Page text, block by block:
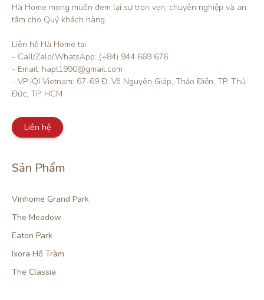
Hà Home mong muốn đem lại sự trọn vẹn, chuyên nghiệp và an
tâm cho Quý khách hàng.
Liên hệ Hà Home tại:
- Call/Zalo/WhatsApp: (+84) 944 669 676
- Email: hapt1990@gmail.com
- VP IQI Vietnam: 67-69 Đ. Võ Nguyên Giáp, Thảo Điền, TP. Thủ
Đức, TP. HCM
Liên hệ
Sản Phẩm
Vinhome Grand Park
The Meadow
Eaton Park
Ixora Hồ Tràm
The Classia